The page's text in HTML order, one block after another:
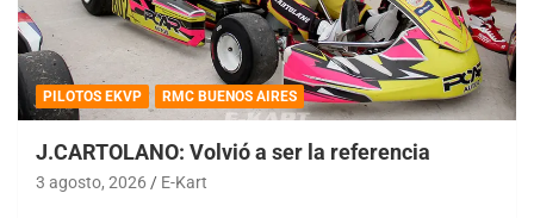
PILOTOS EKVP RMC BUENOS AIRES
J.CARTOLANO: Volvió a ser la referencia
3 agosto, 2026 E-Kart